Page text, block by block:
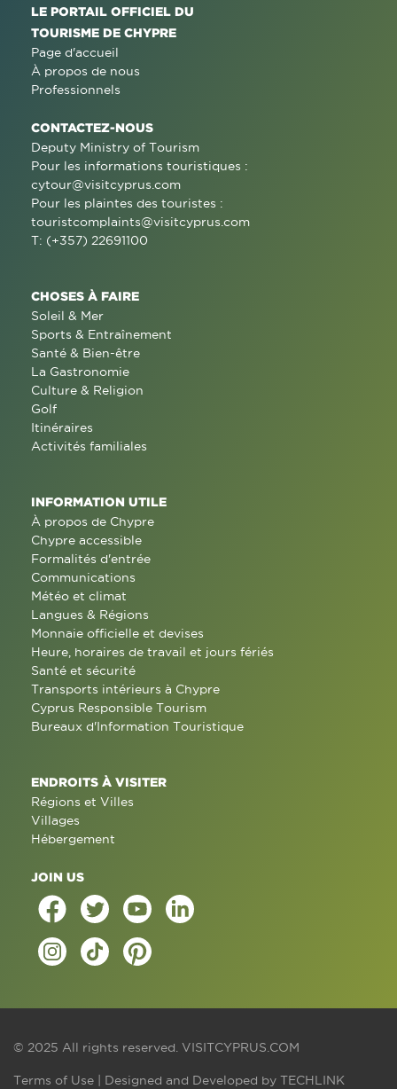
LE PORTAIL OFFICIEL DU
TOURISME DE CHYPRE
Page d'accueil
À propos de nous
Professionnels
CONTACTEZ-NOUS
Deputy Ministry of Tourism
Pour les informations touristiques :
cytour@visitcyprus.com
Pour les plaintes des touristes :
touristcomplaints@visitcyprus.com
T: (+357) 22691100
CHOSES À FAIRE
Soleil & Mer
Sports & Entraînement
Santé & Bien-être
La Gastronomie
Culture & Religion
Golf
Itinéraires
Activités familiales
INFORMATION UTILE
À propos de Chypre
Chypre accessible
Formalités d'entrée
Communications
Météo et climat
Langues & Régions
Monnaie officielle et devises
Heure, horaires de travail et jours fériés
Santé et sécurité
Transports intérieurs à Chypre
Cyprus Responsible Tourism
Bureaux d'Information Touristique
ENDROITS À VISITER
Régions et Villes
Villages
Hébergement
JOIN US
© 2025 All rights reserved. VISITCYPRUS.COM
Terms of Use | Designed and Developed by TECHLINK